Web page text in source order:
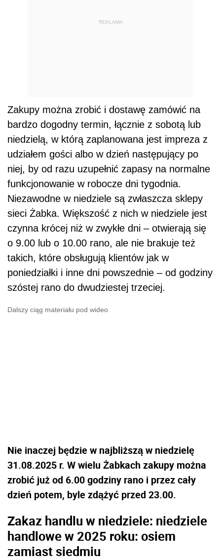
REKLAMA
Zakupy można zrobić i dostawę zamówić na
bardzo dogodny termin, łącznie z sobotą lub
niedzielą, w którą zaplanowana jest impreza z
udziałem gości albo w dzień następujący po
niej, by od razu uzupełnić zapasy na normalne
funkcjonowanie w robocze dni tygodnia.
Niezawodne w niedziele są zwłaszcza sklepy
sieci Żabka. Większość z nich w niedziele jest
czynna krócej niż w zwykłe dni – otwierają się
o 9.00 lub o 10.00 rano, ale nie brakuje też
takich, które obsługują klientów jak w
poniedziałki i inne dni powszednie – od godziny
szóstej rano do dwudziestej trzeciej.
Dalszy ciąg materiału pod wideo
Nie inaczej będzie w najbliższą w niedzielę
31.08.2025 r. W wielu Żabkach zakupy można
zrobić już od 6.00 godziny rano i przez cały
dzień potem, byle zdążyć przed 23.00.
Zakaz handlu w niedziele: niedziele
handlowe w 2025 roku: osiem
zamiast siedmiu